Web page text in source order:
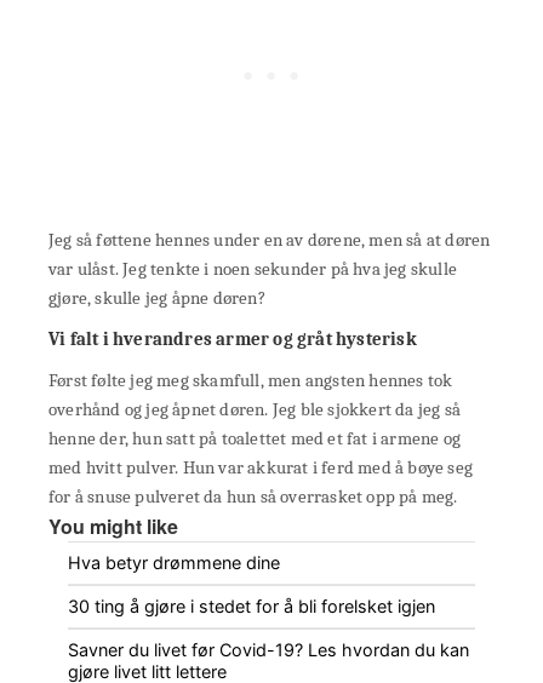
Jeg så føttene hennes under en av dørene, men så at døren
var ulåst. Jeg tenkte i noen sekunder på hva jeg skulle
gjøre, skulle jeg åpne døren?
Vi falt i hverandres armer og gråt hysterisk
Først følte jeg meg skamfull, men angsten hennes tok
overhånd og jeg åpnet døren. Jeg ble sjokkert da jeg så
henne der, hun satt på toalettet med et fat i armene og
med hvitt pulver. Hun var akkurat i ferd med å bøye seg
for å snuse pulveret da hun så overrasket opp på meg.
You might like
Hva betyr drømmene dine
30 ting å gjøre i stedet for å bli forelsket igjen
Savner du livet før Covid-19? Les hvordan du kan
gjøre livet litt lettere